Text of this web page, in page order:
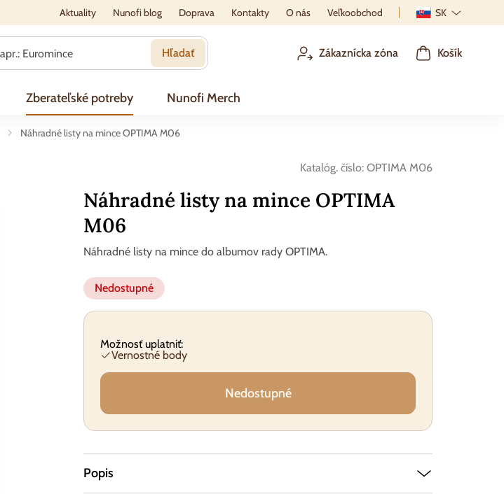
Aktuality Nunofi blog Doprava Kontakty O nás Veľkoobchod SK
Hľadať Zákaznícka zóna Košík
Zberateľské potreby Nunofi Merch
Náhradné listy na mince OPTIMA M06
Katalóg. číslo: OPTIMA M06
Náhradné listy na mince OPTIMA
M06
Náhradné listy na mince do albumov rady OPTIMA.
Nedostupné
Možnosť uplatniť:
Vernostné body
Nedostupné
Popis